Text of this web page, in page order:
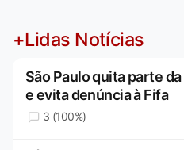
+Lidas Notícias
São Paulo quita parte
e evita denúncia à Fifa
3 (100%)